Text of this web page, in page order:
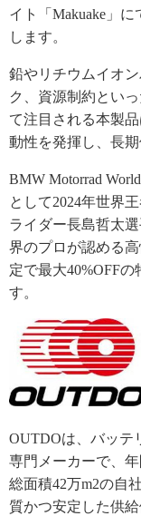
イト「Makuake」
します。
鉛やリチウムイオ
ク、資源制約とい
て注目される本製
動性を発揮し、長
BMW Motorrad
として2024年世界
ライダー長島哲太
界のプロが認める
定で最大40%OFF
す。
OUTDOは、バッテ
専門メーカーで、年
総面積42万m2の自
質かつ安定した供給